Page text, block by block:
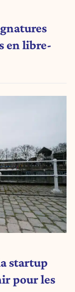
en libre-
startup
pour les